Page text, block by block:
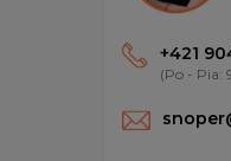
+421
(Po - Pia: